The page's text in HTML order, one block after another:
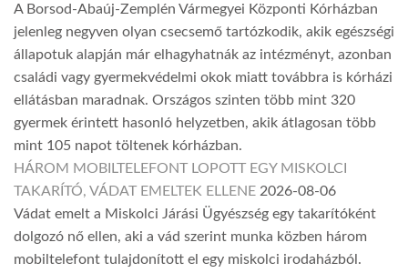
A Borsod-Abaúj-Zemplén Vármegyei Központi Kórházban
jelenleg negyven olyan csecsemő tartózkodik, akik egészségi
állapotuk alapján már elhagyhatnák az intézményt, azonban
családi vagy gyermekvédelmi okok miatt továbbra is kórházi
ellátásban maradnak. Országos szinten több mint 320
gyermek érintett hasonló helyzetben, akik átlagosan több
mint 105 napot töltenek kórházban.
HÁROM MOBILTELEFONT LOPOTT EGY MISKOLCI
TAKARÍTÓ, VÁDAT EMELTEK ELLENE 2026-08-06
Vádat emelt a Miskolci Járási Ügyészség egy takarítóként
dolgozó nő ellen, aki a vád szerint munka közben három
mobiltelefont tulajdonított el egy miskolci irodaházból.